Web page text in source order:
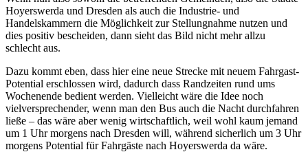
Hoyerswerda und Dresden als auch die Industrie- und
Handelskammern die Möglichkeit zur Stellungnahme nutzen und
dies positiv bescheiden, dann sieht das Bild nicht mehr allzu
schlecht aus.
Dazu kommt eben, dass hier eine neue Strecke mit neuem Fahrgast-
Potential erschlossen wird, dadurch dass Randzeiten rund ums
Wochenende bedient werden. Vielleicht wäre die Idee noch
vielversprechender, wenn man den Bus auch die Nacht durchfahren
ließe – das wäre aber wenig wirtschaftlich, weil wohl kaum jemand
um 1 Uhr morgens nach Dresden will, während sicherlich um 3 Uhr
morgens Potential für Fahrgäste nach Hoyerswerda da wäre.